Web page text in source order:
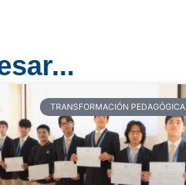
TRANSFORMACIÓN PEDAGÓGICA